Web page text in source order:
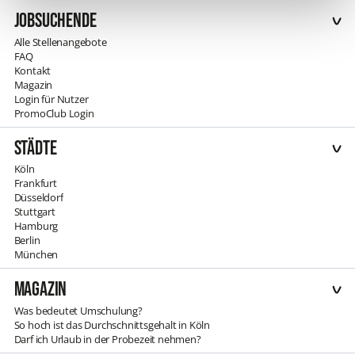
jeder seinen passenden Job.
Jobsuchende
Alle Stellenangebote
FAQ
Kontakt
Magazin
Login für Nutzer
PromoClub Login
Städte
Köln
Frankfurt
Düsseldorf
Stuttgart
Hamburg
Berlin
München
Magazin
Was bedeutet Umschulung?
So hoch ist das Durchschnittsgehalt in Köln
Darf ich Urlaub in der Probezeit nehmen?